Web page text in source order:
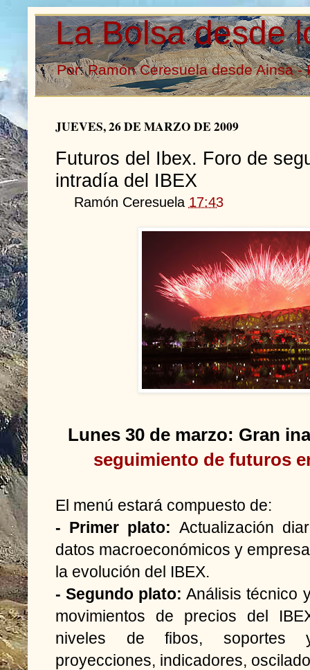
La Bolsa desde
Por: Ramón Ceresuela desde Ainsa -
JUEVES, 26 DE MARZO DE 2009
Futuros del Ibex. Foro de
intradía del IBEX
Ramón Ceresuela 17:43
Lunes 30 de marzo: Gran
seguimiento de futuros
El menú estará compuesto de:
- Primer plato: Actualización
datos macroeconómicos y
la evolución del IBEX.
- Segundo plato: Análisis técnico
movimientos de precios del
niveles de fibos, soportes
proyecciones, indicadores,